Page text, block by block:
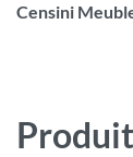
Censini